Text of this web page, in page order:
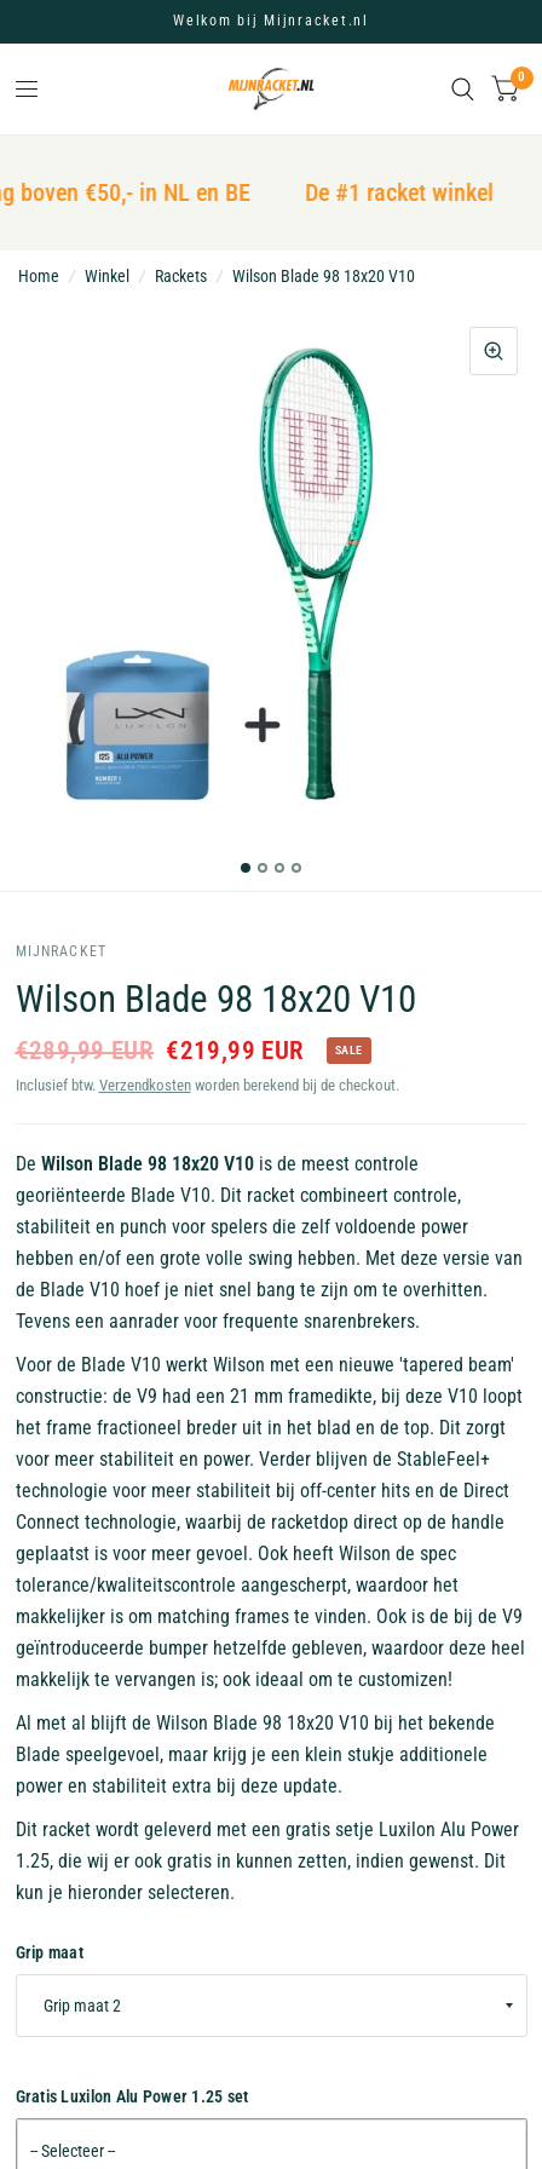
Welkom bij Mijnracket.nl
0
€50,- in NL en BE De #1 racket winkel
Home / Winkel / Rackets / Wilson Blade 98 18x20 V10
MIJNRACKET
Wilson Blade 98 18x20 V10
€289,99 EUR €219,99 EUR SALE
Inclusief btw. Verzendkostenworden berekend bij de checkout.
De Wilson Blade 98 18x20 V10is de meest controle
georiënteerde Blade V10. Dit racket combineert controle,
stabiliteit en punch voor spelers die zelf voldoende power
hebben en/of een grote volle swing hebben. Met deze versie van
de Blade V10 hoef je niet snel bang te zijn om te overhitten.
Tevens een aanrader voor frequente snarenbrekers.
Voor de Blade V10 werkt Wilson met een nieuwe 'tapered beam'
constructie: de V9 had een 21 mm framedikte, bij deze V10 loopt
het frame fractioneel breder uit in het blad en de top. Dit zorgt
voor meer stabiliteit en power. Verder blijven de StableFeel+
technologie voor meer stabiliteit bij off-center hits en de Direct
Connect technologie, waarbij de racketdop direct op de handle
geplaatst is voor meer gevoel. Ook heeft Wilson de spec
tolerance/kwaliteitscontrole aangescherpt, waardoor het
makkelijker is om matching frames te vinden. Ook is de bij de V9
geïntroduceerde bumper hetzelfde gebleven, waardoor deze heel
makkelijk te vervangen is; ook ideaal om te customizen!
Al met al blijft de Wilson Blade 98 18x20 V10 bij het bekende
Blade speelgevoel, maar krijg je een klein stukje additionele
power en stabiliteit extra bij deze update.
Dit racket wordt geleverd met een gratis setje Luxilon Alu Power
1.25, die wij er ook gratis in kunnen zetten, indien gewenst. Dit
kun je hieronder selecteren.
Grip maat
Gratis Luxilon Alu Power 1.25 set